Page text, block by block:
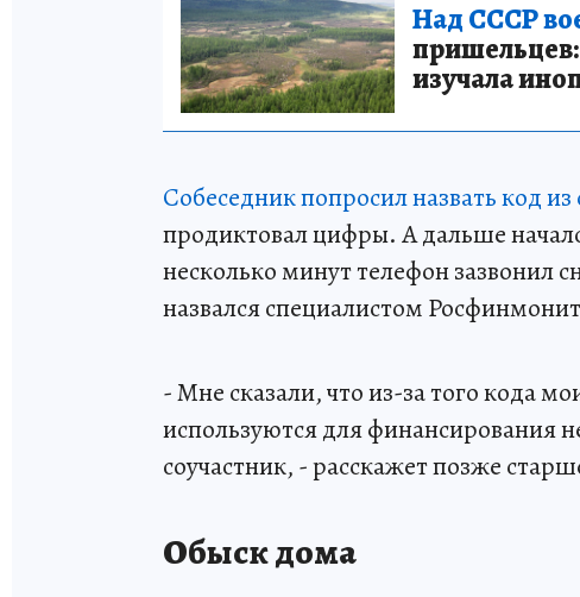
Над СССР
пришельцев:
изучала
Собеседник попросил назвать код
продиктовал цифры. А дальше
несколько минут телефон зазвонил
назвался специалистом
- Мне сказали, что из-за того кода
используются для финансирования
соучастник, - расскажет позже
Обыск дома